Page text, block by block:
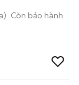
Còn bảo hành